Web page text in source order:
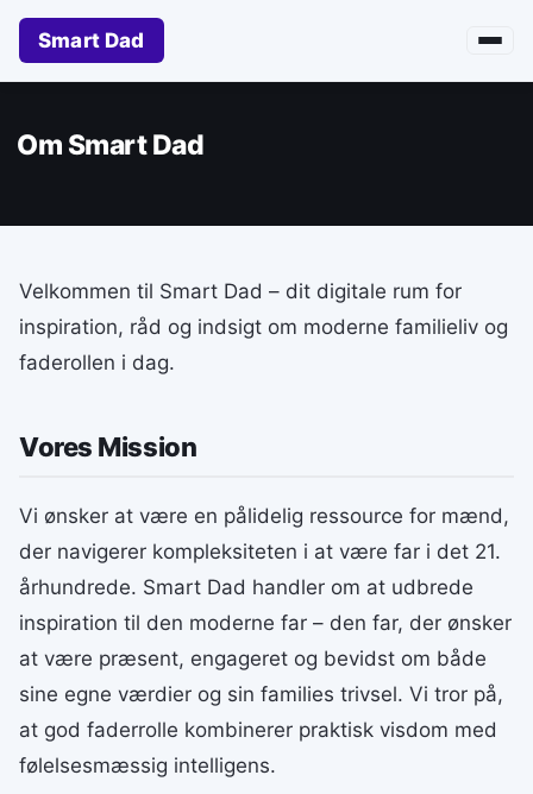
Smart Dad
Om Smart Dad
Velkommen til Smart Dad – dit digitale rum for
inspiration, råd og indsigt om moderne familieliv og
faderollen i dag.
Vores Mission
Vi ønsker at være en pålidelig ressource for mænd,
der navigerer kompleksiteten i at være far i det 21.
århundrede. Smart Dad handler om at udbrede
inspiration til den moderne far – den far, der ønsker
at være præsent, engageret og bevidst om både
sine egne værdier og sin families trivsel. Vi tror på,
at god faderrolle kombinerer praktisk visdom med
følelsesmæssig intelligens.